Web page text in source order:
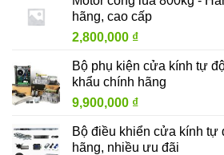
hãng, cao cấp
2,800,000 ₫
Bộ phụ kiện cửa kính tự
khẩu chính hãng
9,900,000 ₫
Bộ điều khiển cửa kính tự
hãng, nhiều ưu đãi